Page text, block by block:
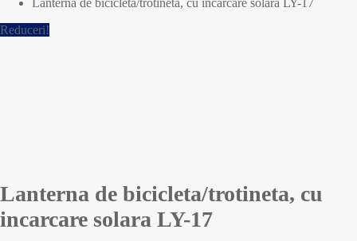
Lanterna de bicicleta/trotineta, cu incarcare solara LY-17
Reduceri!
Lanterna de bicicleta/trotineta, cu
incarcare solara LY-17